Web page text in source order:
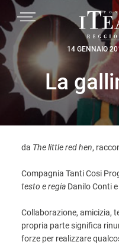
Passa
alla
navigazione
primaria
Passa
al
contenuto
principale
Passa
al
piè
di
pagina
MENU
Teatri
Reggio
Emilia
14 GENNAIO
La
da The little red hen,
Compagnia Tanti Cosi
testo e regia Danilo Conti
Collaborazione, amicizia,
propria parte significa
forze per realizzare